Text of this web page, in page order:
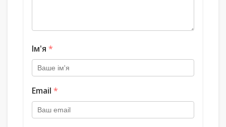
Ім'я *
Email *